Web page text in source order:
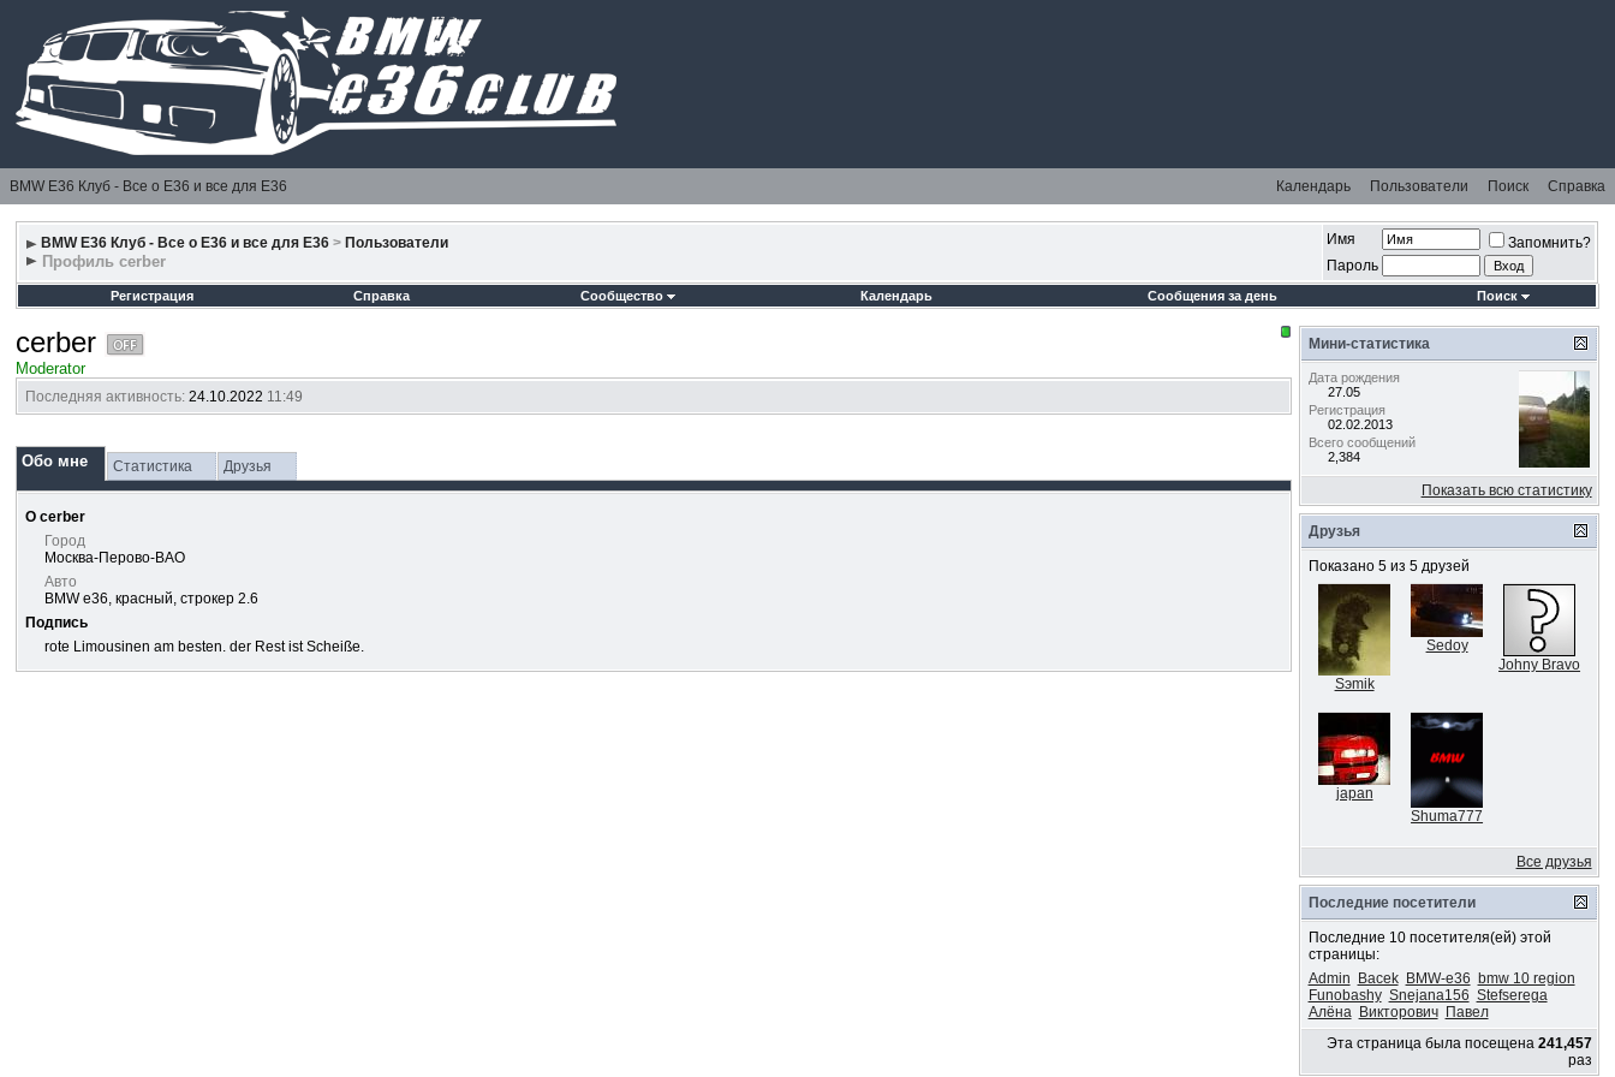
BMW E36 Клуб - Все о Е36 и все для Е36 Календарь Пользователи Поиск Справка
BMW E36 Клуб - Все о Е36 и все для Е36 > Пользователи
Профиль cerber
Имя
Запомнить?
Пароль
Регистрация Справка Сообщество Календарь Сообщения за день Поиск
cerber
Moderator
Последняя активность: 24.10.2022 11:49
Обо мне Статистика Друзья
О cerber
Город
Москва-Перово-ВАО
Авто
BMW e36, красный, строкер 2.6
Подпись
rote Limousinen am besten. der Rest ist Scheiße.
Мини-статистика
Дата рождения
27.05
Регистрация
02.02.2013
Всего сообщений
2,384
Показать всю статистику
Друзья
Показано 5 из 5 друзей
Sэmik
Sedoy
Johny Bravo
japan
Shuma777
Все друзья
Последние посетители
Последние 10 посетителя(ей) этой
страницы:
Admin
Bacek BMW-e36 bmw 10 region
Funobashy Snejana156 Stefserega
Алёна
Викторович
Павел
Эта страница была посещена 241,457
раз